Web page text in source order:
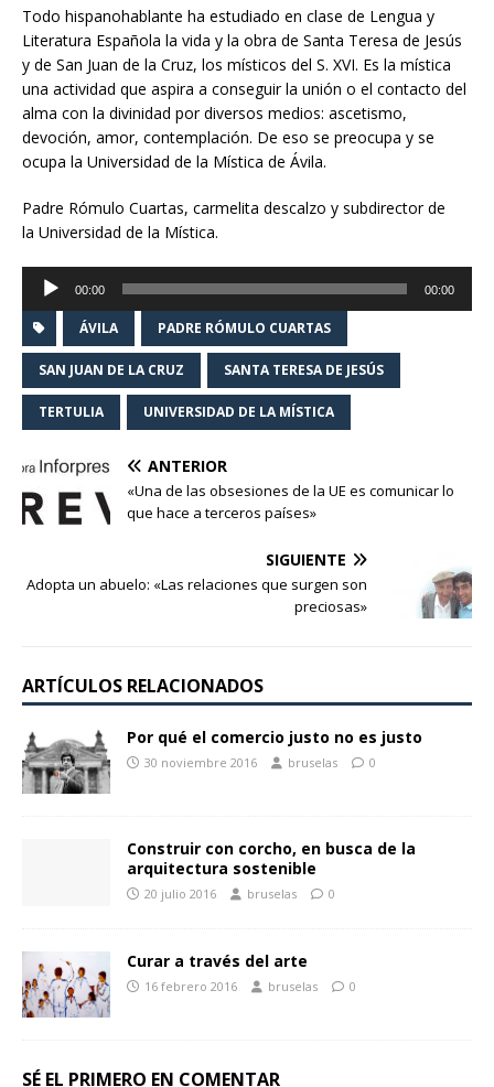
Todo hispanohablante ha estudiado en clase de Lengua y
Literatura Española la vida y la obra de Santa Teresa de Jesús
y de San Juan de la Cruz, los místicos del S. XVI. Es la mística
una actividad que aspira a conseguir la unión o el contacto del
alma con la divinidad por diversos medios: ascetismo,
devoción, amor, contemplación. De eso se preocupa y se
ocupa la Universidad de la Mística de Ávila.
Padre Rómulo Cuartas, carmelita descalzo y subdirector de
la Universidad de la Mística.
Reproductor
audio
00:00 00:00
ÁVILA PADRE RÓMULO CUARTAS
SAN JUAN DE LA CRUZ SANTA TERESA DE JESÚS
TERTULIA UNIVERSIDAD DE LA MÍSTICA
ANTERIOR
«Una de las obsesiones de la UE es comunicar lo
que hace a terceros países»
SIGUIENTE
Adopta un abuelo: «Las relaciones que surgen son
preciosas»
ARTÍCULOS RELACIONADOS
Por qué el comercio justo no es justo
30 noviembre 2016 bruselas 0
Construir con corcho, en busca de la
arquitectura sostenible
20 julio 2016 bruselas 0
Curar a través del arte
16 febrero 2016 bruselas 0
SÉ EL PRIMERO EN COMENTAR